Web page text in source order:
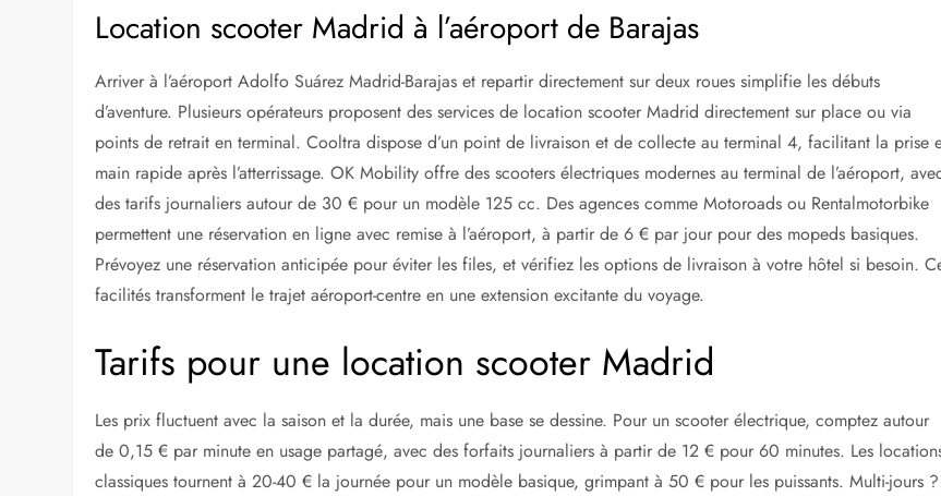
Lime Réseau étendu via app Sessions courtes, déverrouillage mobile
QIK Tours À côté du Palacio Real E-scooters et e-bikes combinés
A LIRE AUSSI : Location voiture Minorque aéroport : guide pratique pour louer facilement
Location scooter Madrid à l’aéroport de Barajas
Arriver à l’aéroport Adolfo Suárez Madrid-Barajas et repartir directement sur deux roues simplifie les débuts
d’aventure. Plusieurs opérateurs proposent des services de location scooter Madrid directement sur place ou via
points de retrait en terminal. Cooltra dispose d’un point de livraison et de collecte au terminal 4, facilitant la prise en